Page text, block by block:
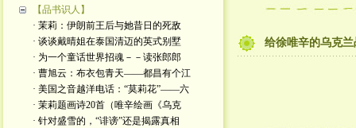
【品书识人】
· 茉莉：伊朗前王后与她昔日的死敌
· 谈谈戴晴姐在泰国清迈的英式别墅
· 为一个童话世界招魂－－读张郎郎
· 曹旭云：布衣包青天——都昌有个江
· 美国之音越洋电话：“莫莉花”——六
· 茉莉题画诗20首（唯辛绘画《乌克
· 针对盛雪的，“诽谤”还是揭露真相
给徐唯辛的乌克